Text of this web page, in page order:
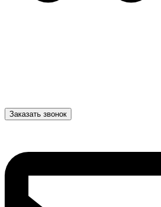
Заказать звонок